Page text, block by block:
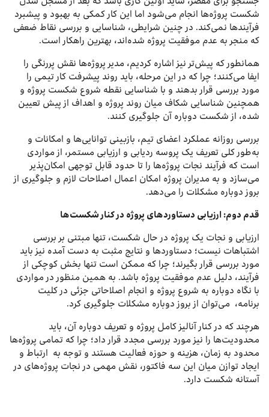
شکست پروژه‌ها انجام می‌شود اما این کار کمکی به بهبود و پیشبرد
فرآیندها نمی‌کند. در چنین شرایطی، شناسایی و بررسی نقاط ضعفی
که منجر به عدم موفقیت پروژه شده‌اند، بهترین راهکار است.
همانطور که پیش‌تر نیز اشاره کردیم، مدیر پروژه‌ها نقش پررنگی را
ایفا می‌کنند؛ چرا که در این مرحله، باید روند پیشرفت کار تیمی را
مورد بررسی قرار بدهند و با شناسایی نقطه شروع شکست پروژه و
همچنین شناسایی شکاف میان روند پروژه و اهداف از پیش تعیین
شده، از شکست دوباره آن جلوگیری کنند.
بررسی روزانه عملکرد اعضای تیم، بازبینی توانایی‌ها و امکانات و
به‌طور کلی تعریف یک پروسه ردیابی و ارزیابی مستمر، از مواردی
است که فرآیند نجات پروژه‌ها را تا حدود قابل توجهی امکان‌پذیر
می‌سازد و به مدیران پروژه امکان اعمال اصلاحات لازم و جلوگیری از
بروز دوباره مشکلات را می‌دهد.
قدم دوم: ارزیابی دستاوردهای پروژه در کنار شکست‌ها
ارزیابی و نجات یک پروژه در حال شکست، تنها مبتنی بر بررسی
اشتباهات نیست؛ دستاوردها و نتایج مثبت به دست آمده نیز باید
مورد بررسی قرار بگیرند؛ چرا که ممکن است تنها بخش کوچکی از
فرآیند، دلیل عدم موفقیت پروژه باشد. به همین منظور در مواردی
با نگاه دوباره به شروع پروژه و انجام اصلاحاتی جزئی در کلیت
برنامه، می‌توان از بروز دوباره مشکلات جلوگیری کرد.
هرچند که در کنار آنالیز کامل پروژه و تعریف دوباره آن، باید
محدودیت‌ها را نیز مورد بررسی مجدد قرار داد؛ چرا که تمامی پروژه‌ها
محدود به زمان، هزینه و حوزه فعالیت هستند و توجه به ارتباط و
ایجاد توازن میان این سه فاکتور، نقش مهمی در نجات پروژه‌های در
آستانه شکست دارد.